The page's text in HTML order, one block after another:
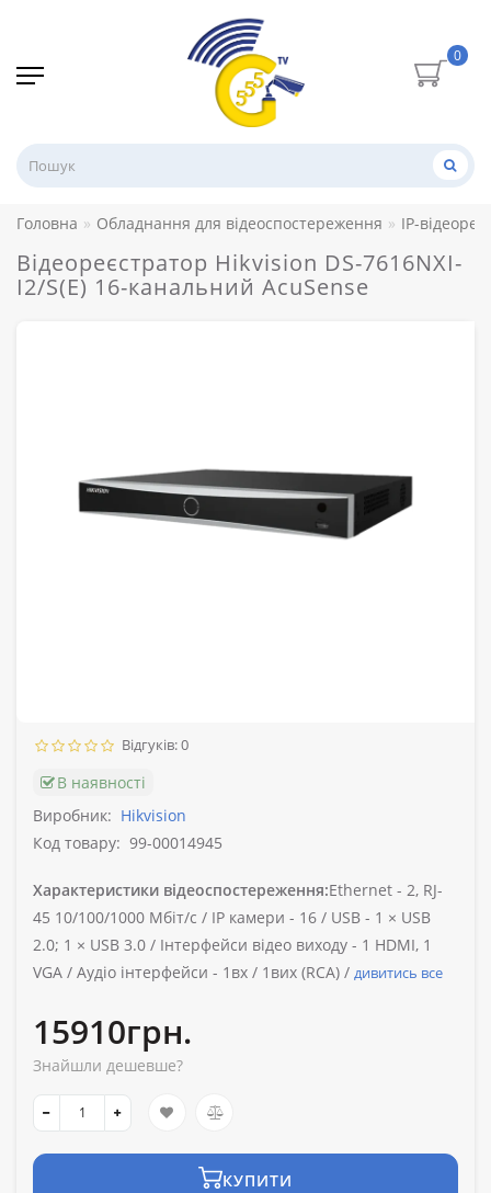
0
Головна Обладнання для відеоспостереження IP-
Відеореєстратор Hikvision DS-7616NXI-
I2/S(E) 16-канальний AcuSense
Відгуків: 0
В наявності
Виробник: Hikvision
Код товару: 99-00014945
Характеристики відеоспостереження:Ethernet - 2, RJ-
45 10/100/1000 Мбіт/с / IP камери - 16 / USB - 1 × USB
2.0; 1 × USB 3.0 / Інтерфейси відео виходу - 1 HDMI, 1
VGA / Аудіо інтерфейси - 1вх / 1вих (RCA) / дивитись все
15910грн.
Знайшли дешевше?
КУПИТИ